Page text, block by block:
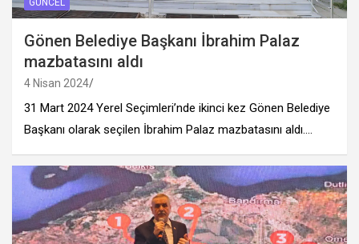
Gönen Belediye Başkanı İbrahim Palaz
mazbatasını aldı
4 Nisan 2024
31 Mart 2024 Yerel Seçimleri’nde ikinci kez Gönen Belediye
Başkanı olarak seçilen İbrahim Palaz mazbatasını aldı.…